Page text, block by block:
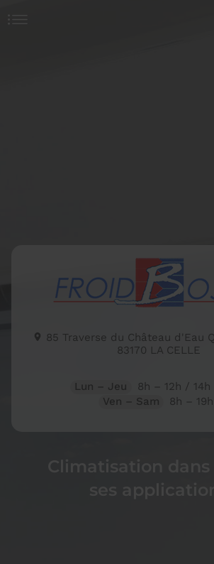
85 Traverse du Château d'Eau
83170 LA CELLE
Lun – Jeu
8h – 12h / 14h
Ven – Sam
8h – 19h